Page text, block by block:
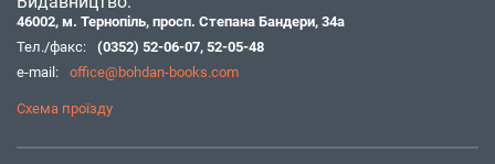
46002, м. Тернопіль, просп. Степана Бандери, 34а
Тел./факс:
(0352) 52-06-07, 52-05-48
e-mail:
office@bohdan-books.com
Схема проїзду